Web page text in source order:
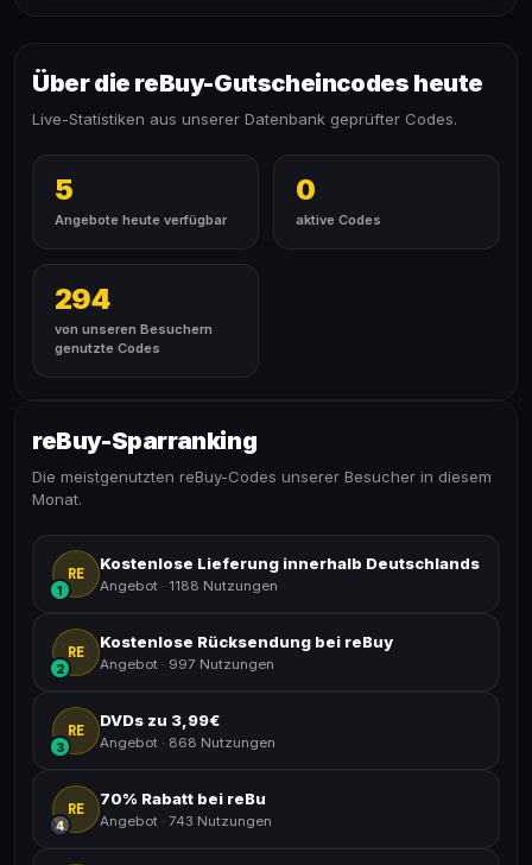
Über die reBuy-Gutscheincodes heute
Live-Statistiken aus unserer Datenbank geprüfter Codes.
5
Angebote heute verfügbar
0
aktive Codes
294
von unseren Besuchern
genutzte Codes
reBuy-Sparranking
Die meistgenutzten reBuy-Codes unserer Besucher in diesem
Monat.
RE
1
Kostenlose Lieferung innerhalb Deutschlands
Angebot · 1188 Nutzungen
RE
2
Kostenlose Rücksendung bei reBuy
Angebot · 997 Nutzungen
RE
3
DVDs zu 3,99€
Angebot · 868 Nutzungen
RE
4
70% Rabatt bei reBu
Angebot · 743 Nutzungen